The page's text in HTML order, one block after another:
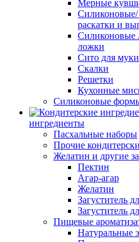
Мерные
Силиконовые/
раскатки и
Силиконовые
ложки
Сито для
Скалки
Решетки
Кухонные
Силиконовые
ингредиенты
Пасхальные наборы
Прочие
Желатин и другие
Пектин
Агар-агар
Желатин
Загуститель
Загуститель
Пищевые
Натуральные